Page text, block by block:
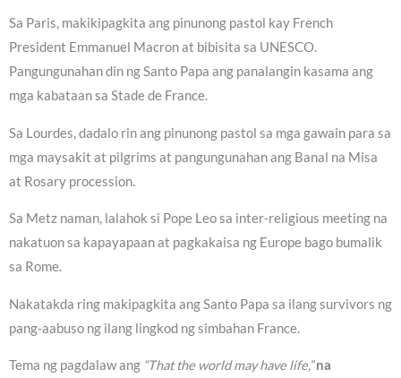
Sa Paris, makikipagkita ang pinunong pastol kay French
President Emmanuel Macron at bibisita sa UNESCO.
Pangungunahan din ng Santo Papa ang panalangin kasama ang
mga kabataan sa Stade de France.
Sa Lourdes, dadalo rin ang pinunong pastol sa mga gawain para sa
mga maysakit at pilgrims at pangungunahan ang Banal na Misa
at Rosary procession.
Sa Metz naman, lalahok si Pope Leo sa inter-religious meeting na
nakatuon sa kapayapaan at pagkakaisa ng Europe bago bumalik
sa Rome.
Nakatakda ring makipagkita ang Santo Papa sa ilang survivors ng
pang-aabuso ng ilang lingkod ng simbahan France.
Tema ng pagdalaw ang “That the world may have life,”na